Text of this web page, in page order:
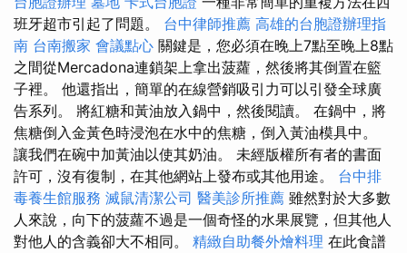
班牙超市引起了問題。 台中律師推薦 高雄的台胞證辦理指
南 台南搬家 會議點心 關鍵是，您必須在晚上7點至晚上8點
之間從Mercadona連鎖架上拿出菠蘿，然後將其倒置在籃
子裡。 他還指出，簡單的在線營銷吸引力可以引發全球廣
告系列。 將紅糖和黃油放入鍋中，然後閱讀。 在鍋中，將
焦糖倒入金黃色時浸泡在水中的焦糖，倒入黃油模具中。
讓我們在碗中加黃油以使其奶油。 未經版權所有者的書面
許可，沒有復制，在其他網站上發布或其他用途。 台中排
毒養生館服務 滅鼠清潔公司 醫美診所推薦 雖然對於大多數
人來說，向下的菠蘿不過是一個奇怪的水果展覽，但其他人
對他人的含義卻大不相同。 精緻自助餐外燴料理 在此食譜